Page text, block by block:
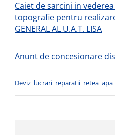
Caiet de sarcini in
topografie pentru
GENERAL AL U.A.T. LISA
Anunt de concesionare